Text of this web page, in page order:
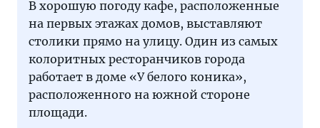
В хорошую погоду кафе, расположенные
на первых этажах домов, выставляют
столики прямо на улицу. Один из самых
колоритных ресторанчиков города
работает в доме «У белого коника»,
расположенного на южной стороне
площади.